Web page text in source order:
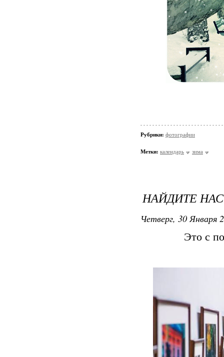
Рубрики: фотографии
Метки: календарь зима
НАЙДИТЕ
Четверг, 30 Января
Это с